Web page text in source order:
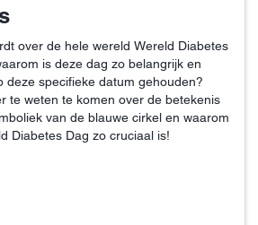
over de hele wereld Wereld Diabetes
is deze dag zo belangrijk en
deze specifieke datum gehouden?
te weten te komen over de betekenis
van de blauwe cirkel en waarom
Diabetes Dag zo cruciaal is!